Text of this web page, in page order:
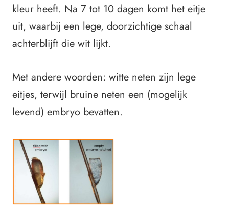
kleur heeft. Na 7 tot 10 dagen komt het eitje
uit, waarbij een lege, doorzichtige schaal
achterblijft die wit lijkt.
Met andere woorden: witte neten zijn lege
eitjes, terwijl bruine neten een (mogelijk
levend) embryo bevatten.